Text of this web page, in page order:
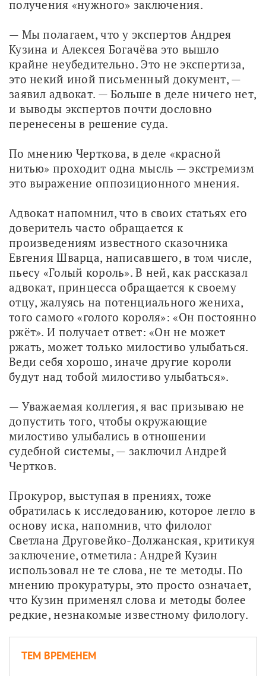
получения «нужного» заключения.
— Мы полагаем, что у экспертов Андрея
Кузина и Алексея Богачёва это вышло
крайне неубедительно. Это не экспертиза,
это некий иной письменный документ, —
заявил адвокат. — Больше в деле ничего нет,
и выводы экспертов почти дословно
перенесены в решение суда.
По мнению Черткова, в деле «красной
нитью» проходит одна мысль — экстремизм
это выражение оппозиционного мнения.
Адвокат напомнил, что в своих статьях его
доверитель часто обращается к
произведениям известного сказочника
Евгения Шварца, написавшего, в том числе,
пьесу «Голый король». В ней, как рассказал
адвокат, принцесса обращается к своему
отцу, жалуясь на потенциального жениха,
того самого «голого короля»: «Он постоянно
ржёт». И получает ответ: «Он не может
ржать, может только милостиво улыбаться.
Веди себя хорошо, иначе другие короли
будут над тобой милостиво улыбаться».
— Уважаемая коллегия, я вас призываю не
допустить того, чтобы окружающие
милостиво улыбались в отношении
судебной системы, — заключил Андрей
Чертков.
Прокурор, выступая в прениях, тоже
обратилась к исследованию, которое легло в
основу иска, напомнив, что филолог
Светлана Друговейко-Должанская, критикуя
заключение, отметила: Андрей Кузин
использовал не те слова, не те методы. По
мнению прокуратуры, это просто означает,
что Кузин применял слова и методы более
редкие, незнакомые известному филологу.
ТЕМ ВРЕМЕНЕМ